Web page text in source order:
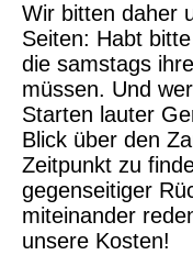
Wir bitten daher
Seiten: Habt
die samstags
müssen. Und
Starten lauter
Blick über den
Zeitpunkt zu
gegenseitiger
miteinander
unsere Kosten!